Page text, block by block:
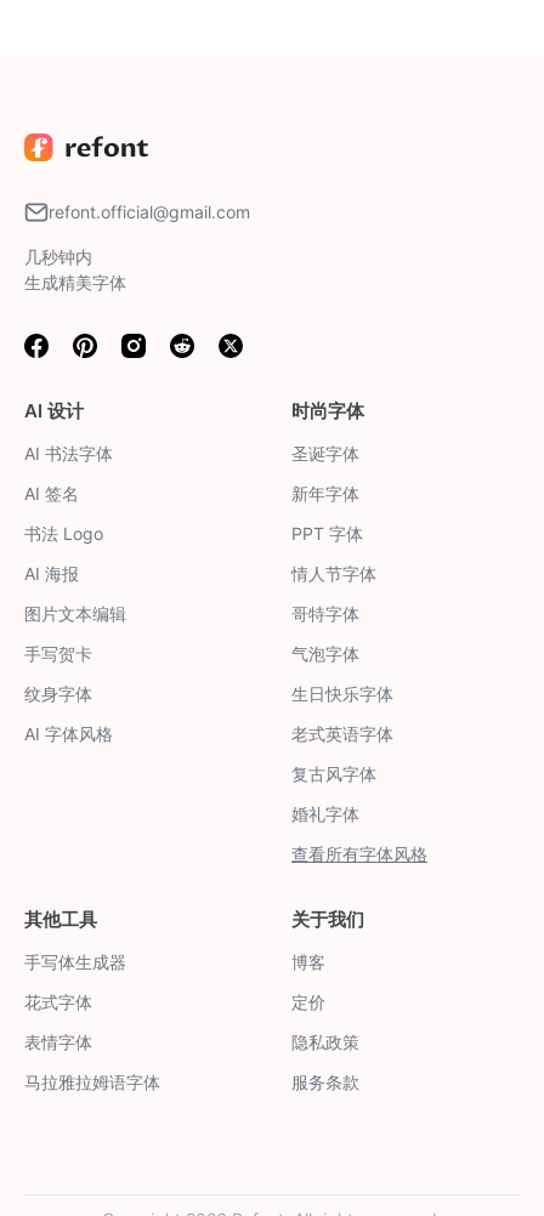
refont.official@gmail.com
几秒钟内
生成精美字体
FacebookPinterestInstagramRedditTwitter
AI 设计
AI 书法字体
AI 签名
书法 Logo
AI 海报
图片文本编辑
手写贺卡
纹身字体
AI 字体风格
时尚字体
圣诞字体
新年字体
PPT 字体
情人节字体
哥特字体
气泡字体
生日快乐字体
老式英语字体
复古风字体
婚礼字体
查看所有字体风格
其他工具
手写体生成器
花式字体
表情字体
马拉雅拉姆语字体
关于我们
博客
定价
隐私政策
服务条款